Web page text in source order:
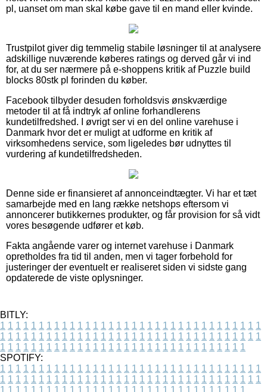
pl, uanset om man skal købe gave til en mand eller kvinde.
Trustpilot giver dig temmelig stabile løsninger til at analysere
adskillige nuværende køberes ratings og derved går vi ind
for, at du ser nærmere på e-shoppens kritik af Puzzle build
blocks 80stk pl forinden du køber.
Facebook tilbyder desuden forholdsvis ønskværdige
metoder til at få indtryk af online forhandlerens
kundetilfredshed. I øvrigt ser vi en del online varehuse i
Danmark hvor det er muligt at udforme en kritik af
virksomhedens service, som ligeledes bør udnyttes til
vurdering af kundetilfredsheden.
Denne side er finansieret af annonceindtægter. Vi har et tæt
samarbejde med en lang række netshops eftersom vi
annoncerer butikkernes produkter, og får provision for så vidt
vores besøgende udfører et køb.
Fakta angående varer og internet varehuse i Danmark
opretholdes fra tid til anden, men vi tager forbehold for
justeringer der eventuelt er realiseret siden vi sidste gang
opdaterede de viste oplysninger.
BITLY:
1 1 1 1 1 1 1 1 1 1 1 1 1 1 1 1 1 1 1 1 1 1 1 1 1 1 1 1 1 1 1 1 1 1
1 1 1 1 1 1 1 1 1 1 1 1 1 1 1 1 1 1 1 1 1 1 1 1 1 1 1 1 1 1 1 1 1 1
1 1 1 1 1 1 1 1 1 1 1 1 1 1 1 1 1 1 1 1 1 1 1 1 1 1 1 1 1 1 1 1
SPOTIFY:
1 1 1 1 1 1 1 1 1 1 1 1 1 1 1 1 1 1 1 1 1 1 1 1 1 1 1 1 1 1 1 1 1 1
1 1 1 1 1 1 1 1 1 1 1 1 1 1 1 1 1 1 1 1 1 1 1 1 1 1 1 1 1 1 1 1 1 1
1 1 1 1 1 1 1 1 1 1 1 1 1 1 1 1 1 1 1 1 1 1 1 1 1 1 1 1 1 1 1 1